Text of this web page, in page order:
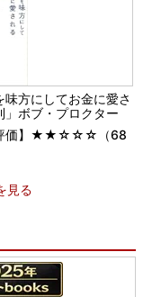
味方にしてお金に愛さ
」ボブ・プロクター
評価】★★☆☆☆（68
見る